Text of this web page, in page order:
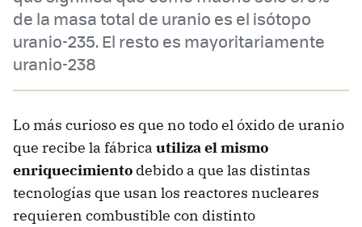
de la masa total de uranio es el isótopo
uranio-235. El resto es mayoritariamente
uranio-238
Lo más curioso es que no todo el óxido de uranio
que recibe la fábrica utiliza el mismo
enriquecimiento debido a que las distintas
tecnologías que usan los reactores nucleares
requieren combustible con distinto